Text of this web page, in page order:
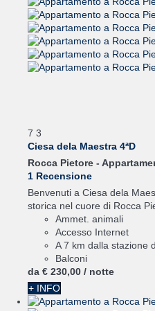
7 3
Ciesa dela Maestra 4ªD
Rocca Pietore -
1 Recensione
Benvenuti a Ciesa dela
storica nel cuore di Rocca
Ammet. animali
Accesso Internet
A 7 km dalla stazione
Balconi
da € 230,00 / notte
+ INFO